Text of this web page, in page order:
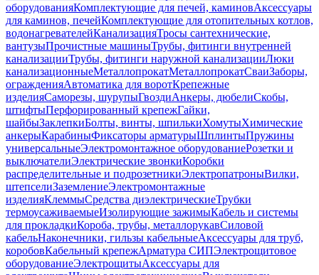
оборудованияКомплектующие для печей, каминовАксессуары
для каминов, печейКомплектующие для отопительных котлов,
водонагревателейКанализацияТросы сантехнические,
вантузыПрочистные машиныТрубы, фитинги внутренней
канализацииТрубы, фитинги наружной канализацииЛюки
канализационныеМеталлопрокатМеталлопрокатСваиЗаборы,
огражденияАвтоматика для воротКрепежные
изделияСаморезы, шурупыГвоздиАнкеры, дюбелиСкобы,
штифтыПерфорированный крепежГайки,
шайбыЗаклепкиБолты, винты, шпилькиХомутыХимические
анкерыКарабиныФиксаторы арматурыШплинтыПружины
универсальныеЭлектромонтажное оборудованиеРозетки и
выключателиЭлектрические звонкиКоробки
распределительные и подрозетникиЭлектропатроныВилки,
штепселиЗаземлениеЭлектромонтажные
изделияКлеммыСредства диэлектрическиеТрубки
термоусаживаемыеИзолирующие зажимыКабель и системы
для прокладкиКороба, трубы, металлорукавСиловой
кабельНаконечники, гильзы кабельныеАксессуары для труб,
коробовКабельный крепежАрматура СИПЭлектрощитовое
оборудованиеЭлектрощитыАксессуары для